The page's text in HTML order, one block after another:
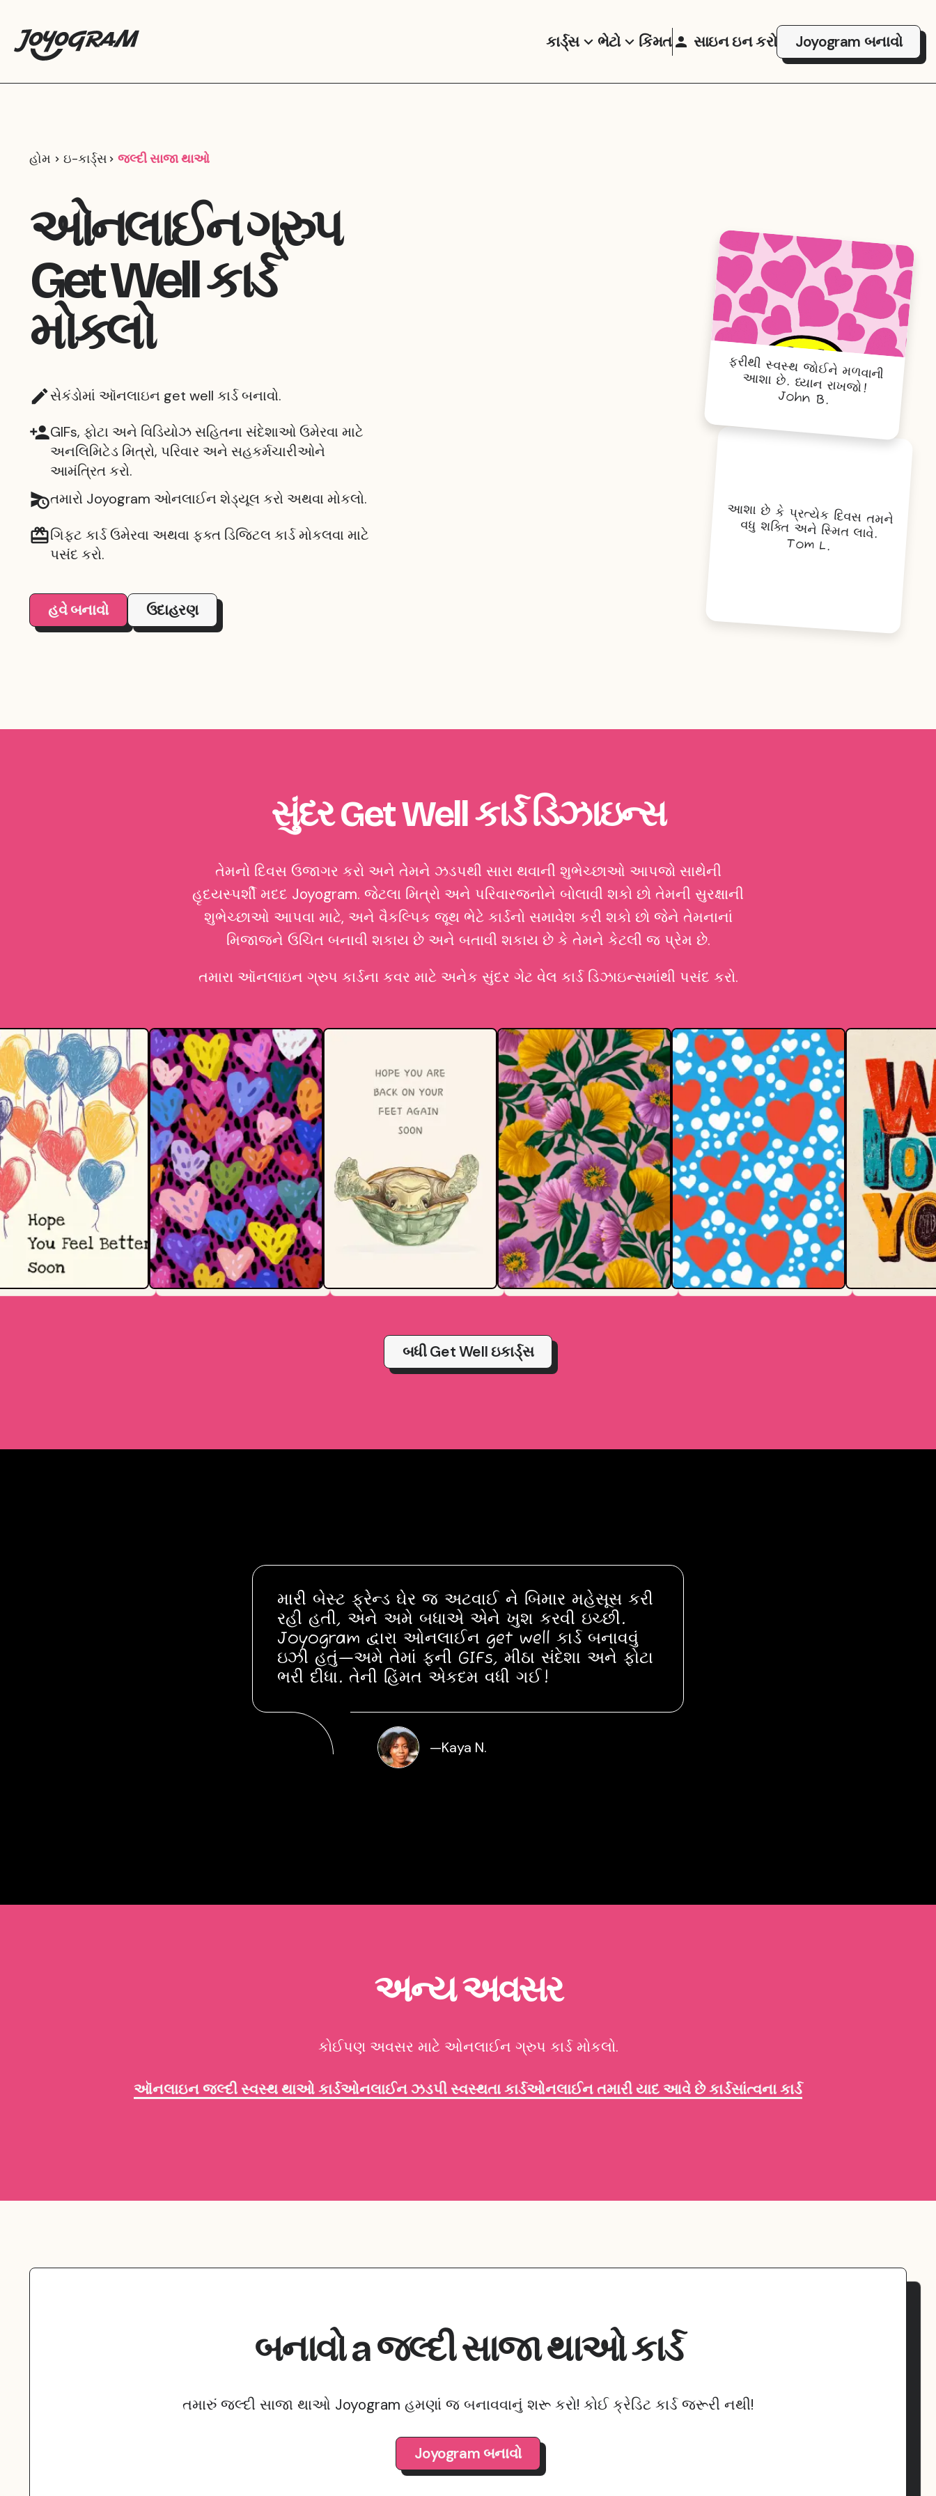
કાર્ડ્સ ભેટો કિંમત સાઇન ઇન કરો Joyogram બનાવો
હોમ ઇ-કાર્ડ્સ જલ્દી સાજા થાઓ
ઓનલાઈન ગ્રુપ
Get Well કાર્ડ
મોકલો
સેકંડોમાં ઑનલાઇન get well કાર્ડ બનાવો.
GIFs, ફોટા અને વિડિયોઝ સહિતના સંદેશાઓ ઉમેરવા માટે
અનલિમિટેડ મિત્રો, પરિવાર અને સહકર્મચારીઓને
આમંત્રિત કરો.
તમારો Joyogram ઓનલાઈન શેડ્યૂલ કરો અથવા મોકલો.
ગિફ્ટ કાર્ડ ઉમેરવા અથવા ફક્ત ડિજિટલ કાર્ડ મોકલવા માટે
પસંદ કરો.
હવે બનાવો ઉદાહરણ
ફરીથી સ્વસ્થ જોઈને મળવાની
આ
શા છે. ધ્યાન રાખજો!
John B.
આશા છે કે પ્રત્યેક દિવસ તમને
વધુ શક્તિ અને સ્મિત લાવે.
Tom L.
સુંદર Get Well કાર્ડ ડિઝાઇન્સ
તેમનો દિવસ ઉજાગર કરો અને તેમને ઝડપથી સારા થવાની શુભેચ્છાઓ આપજો સાથેની
હૃદયસ્પર્શી મદદ Joyogram. જેટલા મિત્રો અને પરિવારજનોને બોલાવી શકો છો તેમની સુરક્ષાની
શુભેચ્છાઓ આપવા માટે, અને વૈકલ્પિક જૂથ ભેટે કાર્ડનો સમાવેશ કરી શકો છો જેને તેમનાનાં
મિજાજને ઉચિત બનાવી શકાય છે અને બતાવી શકાય છે કે તેમને કેટલી જ પ્રેમ છે.
તમારા ઑનલાઇન ગ્રુપ કાર્ડના કવર માટે અનેક સુંદર ગેટ વેલ કાર્ડ ડિઝાઇન્સમાંથી પસંદ કરો.
બધી Get Well ઇકાર્ડ્સ
મારી બેસ્ટ ફ્રેન્ડ ઘેર જ અટવાઈ ને બિમાર મહેસૂસ કરી
રહી હતી, અને અમે બધાએ એને ખુશ કરવી ઇચ્છી.
Joyogram દ્વારા ઓનલાઈન get well કાર્ડ બનાવવું
ઇઝી હતું—અમે તેમાં ફની GIFs, મીઠા સંદેશા અને ફોટા
ભરી દીધા. તેની હિંમત એકદમ વધી ગઈ!
—Kaya N.
અન્ય અવસર
કોઈપણ અવસર માટે ઓનલાઈન ગ્રુપ કાર્ડ મોકલો.
ઑનલાઇન જલ્દી સ્વસ્થ થાઓ કાર્ડઓનલાઈન ઝડપી સ્વસ્થતા કાર્ડઓનલાઈન તમારી યાદ આવે છે કાર્ડસાંત્વના કાર્ડ
બનાવોaજલ્દી સાજા થાઓકાર્ડ
તમારું જલ્દી સાજા થાઓ Joyogram હમણાં જ બનાવવાનું શરૂ કરો! કોઈ ક્રેડિટ કાર્ડ જરૂરી નથી!
Joyogram બનાવો